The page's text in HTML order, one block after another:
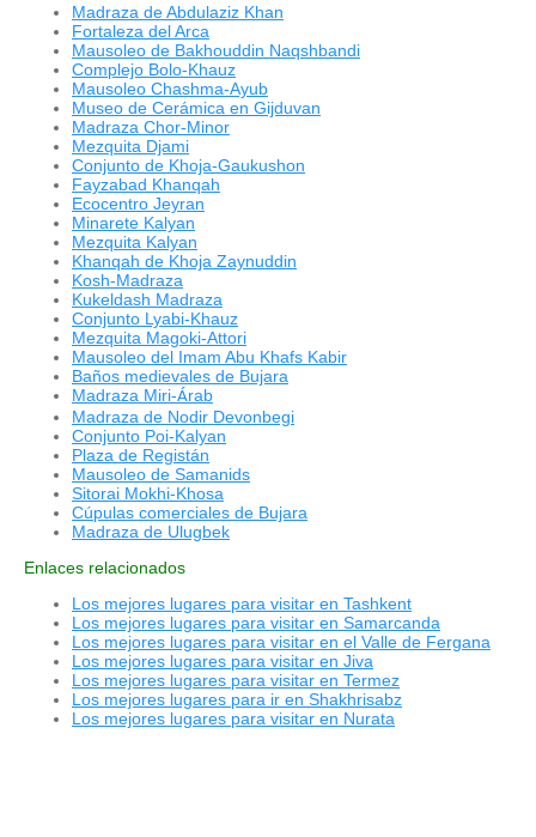
Madraza de Abdulaziz Khan
Fortaleza del Arca
Mausoleo de Bakhouddin Naqshbandi
Complejo Bolo-Khauz
Mausoleo Chashma-Ayub
Museo de Cerámica en Gijduvan
Madraza Chor-Minor
Mezquita Djami
Conjunto de Khoja-Gaukushon
Fayzabad Khanqah
Ecocentro Jeyran
Minarete Kalyan
Mezquita Kalyan
Khanqah de Khoja Zaynuddin
Kosh-Madraza
Kukeldash Madraza
Conjunto Lyabi-Khauz
Mezquita Magoki-Attori
Mausoleo del Imam Abu Khafs Kabir
Baños medievales de Bujara
Madraza Miri-Árab
Madraza de Nodir Devonbegi
Conjunto Poi-Kalyan
Plaza de Registán
Mausoleo de Samanids
Sitorai Mokhi-Khosa
Cúpulas comerciales de Bujara
Madraza de Ulugbek
Enlaces relacionados
Los mejores lugares para visitar en Tashkent
Los mejores lugares para visitar en Samarcanda
Los mejores lugares para visitar en el Valle de Fergana
Los mejores lugares para visitar en Jiva
Los mejores lugares para visitar en Termez
Los mejores lugares para ir en Shakhrisabz
Los mejores lugares para visitar en Nurata